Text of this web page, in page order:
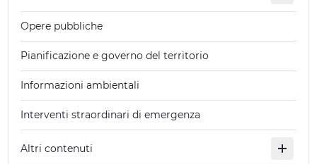
Opere pubbliche
Pianificazione e governo del territorio
Informazioni ambientali
Interventi straordinari di emergenza
Altri contenuti